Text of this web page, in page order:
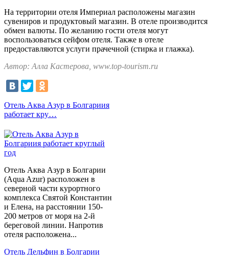
На территории отеля Империал расположены магазин
сувениров и продуктовый магазин. В отеле производится
обмен валюты. По желанию гости отеля могут
воспользоваться сейфом отеля. Также в отеле
предоставляются услуги прачечной (стирка и глажка).
Автор: Алла Кастерова, www.top-tourism.ru
Отель Аква Азур в Болгариия
работает кру…
Отель Аква Азур в Болгарии
(Aqua Azur) расположен в
северной части курортного
комплекса Святой Константин
и Елена, на расстоянии 150-
200 метров от моря на 2-й
береговой линии. Напротив
отеля расположена...
Отель Дельфин в Болгарии